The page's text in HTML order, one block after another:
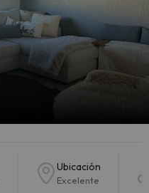
Ubicación
Excelente